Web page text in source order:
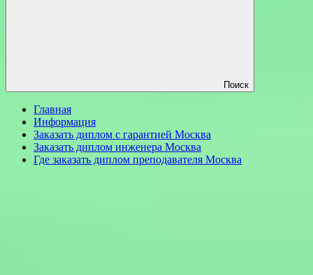
Поиск
Главная
Информация
Заказать диплом с гарантией Москва
Заказать диплом инженера Москва
Где заказать диплом преподавателя Москва